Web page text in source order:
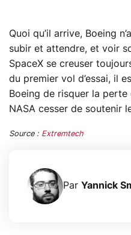
Quoi qu’il arrive, Boeing
subir et attendre, et voir
SpaceX se creuser
du premier vol d’essai, il
Boeing de risquer la perte
NASA cesser de soutenir
Source : Extremtech
Par Yannick